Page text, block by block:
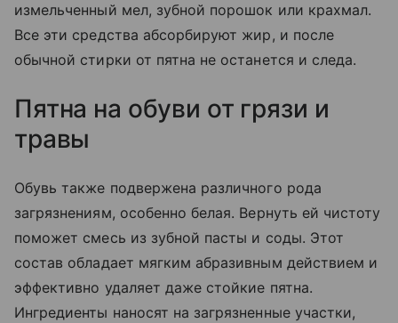
измельченный мел, зубной порошок или крахмал.
Все эти средства абсорбируют жир, и после
обычной стирки от пятна не останется и следа.
Пятна на обуви от грязи и
травы
Обувь также подвержена различного рода
загрязнениям, особенно белая. Вернуть ей чистоту
поможет смесь из зубной пасты и соды. Этот
состав обладает мягким абразивным действием и
эффективно удаляет даже стойкие пятна.
Ингредиенты наносят на загрязненные участки,